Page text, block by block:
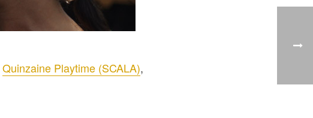
Quinzaine Playtime (SCALA),